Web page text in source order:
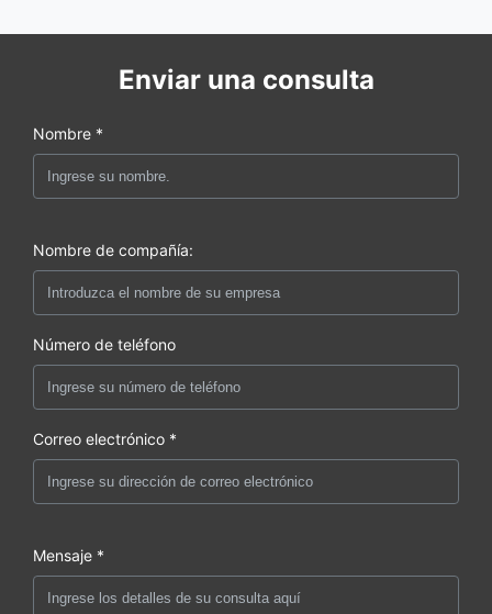
Enviar una consulta
Nombre *
Nombre de compañía:
Número de teléfono
Correo electrónico *
Mensaje *